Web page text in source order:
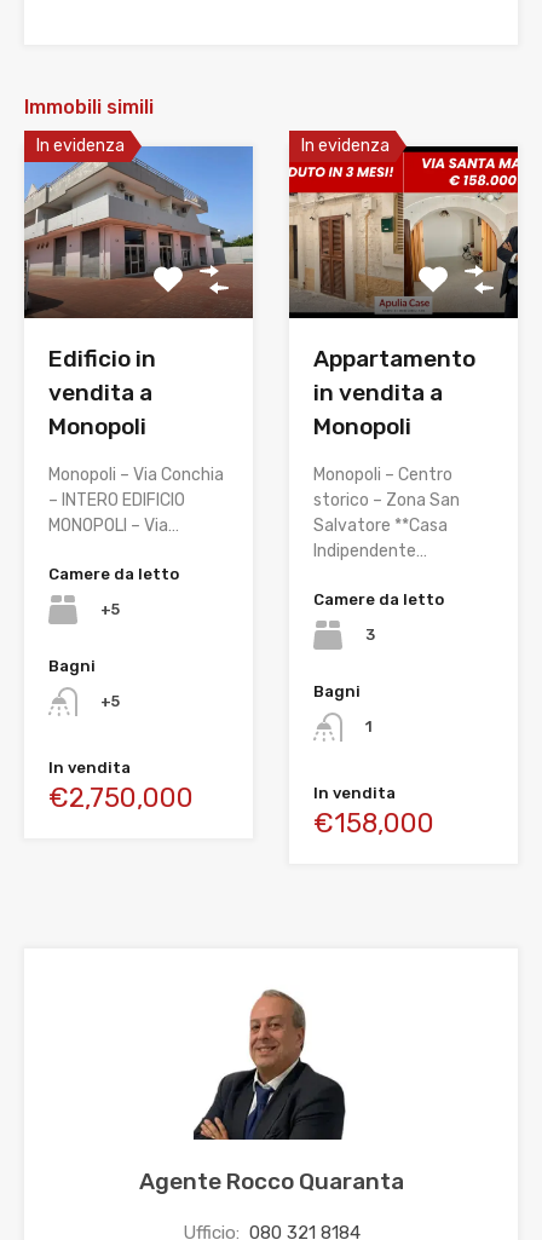
Immobili simili
In evidenza
Edificio in
vendita a
Monopoli
Monopoli – Via Conchia
– INTERO EDIFICIO
MONOPOLI – Via…
Camere da letto
+5
Bagni
+5
In vendita
€2,750,000
In evidenza
Appartamento
in vendita a
Monopoli
Monopoli – Centro
storico – Zona San
Salvatore **Casa
Indipendente…
Camere da letto
3
Bagni
1
In vendita
€158,000
Agente Rocco Quaranta
Ufficio: 080 321 8184